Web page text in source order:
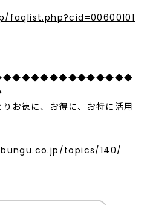
お徳に、お得に、お特に活用
topics/140/